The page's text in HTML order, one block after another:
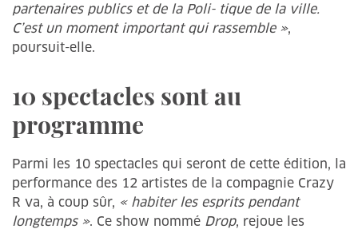
partenaires publics et de la Poli- tique de la ville.
C’est un moment important qui rassemble »,
poursuit-elle.
10 spectacles sont au
programme
Parmi les 10 spectacles qui seront de cette édition, la
performance des 12 artistes de la compagnie Crazy
R va, à coup sûr, « habiter les esprits pendant
longtemps ». Ce show nommé Drop, rejoue les